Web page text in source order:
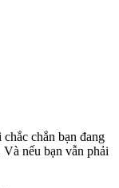
chắn bạn đang
nếu bạn vẫn phải